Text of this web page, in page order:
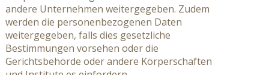
andere Unternehmen weitergegeben. Zudem
werden die personenbezogenen Daten
weitergegeben, falls dies gesetzliche
Bestimmungen vorsehen oder die
Gerichtsbehörde oder andere Körperschaften